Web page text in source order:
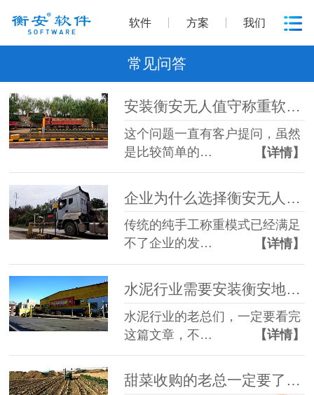
软件 方案 我们
常见问答
安装衡安无人值守称重软件需要更换地磅吗？
这个问题一直有客户提问，虽然
是比较简单的…
【详情】
传统的纯手工称重模式已经满足
不了企业的发…
【详情】
水泥行业需要安装衡安地磅称重系统吗？
水泥行业的老总们，一定要看完
这篇文章，不…
【详情】
甜菜收购的老总一定要了解的衡安甜菜收购系统！